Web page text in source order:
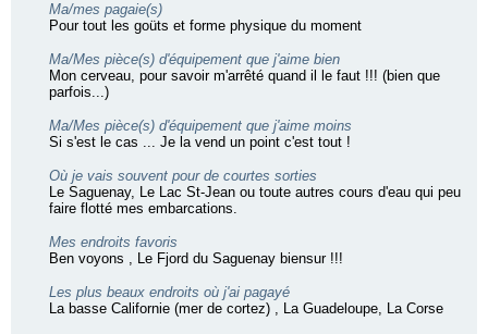
Ma/mes pagaie(s)
Pour tout les goüts et forme physique du moment
Ma/Mes pièce(s) d'équipement que j'aime bien
Mon cerveau, pour savoir m'arrêté quand il le faut !!! (bien que
parfois...)
Ma/Mes pièce(s) d'équipement que j'aime moins
Si s'est le cas ... Je la vend un point c'est tout !
Où je vais souvent pour de courtes sorties
Le Saguenay, Le Lac St-Jean ou toute autres cours d'eau qui peu
faire flotté mes embarcations.
Mes endroits favoris
Ben voyons , Le Fjord du Saguenay biensur !!!
Les plus beaux endroits où j'ai pagayé
La basse Californie (mer de cortez) , La Guadeloupe, La Corse